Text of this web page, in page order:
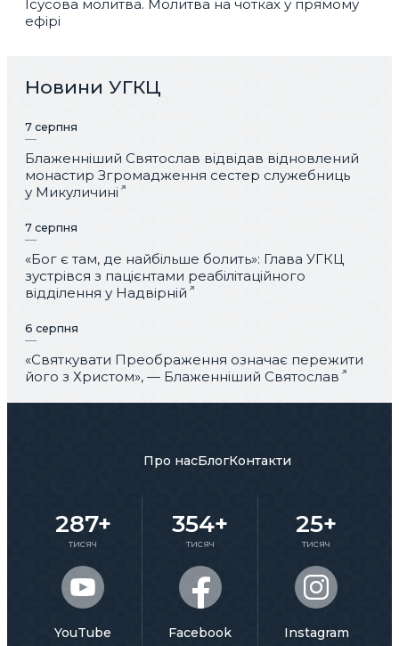
Ісусова молитва. Молитва на чотках у прямому
ефірі
Новини УГКЦ
7 серпня
Блаженніший Святослав відвідав відновлений
монастир Згромадження сестер служебниць
у Микуличині
7 серпня
«Бог є там, де найбільше болить»: Глава УГКЦ
зустрівся з пацієнтами реабілітаційного
відділення у Надвірній
6 серпня
«Святкувати Преображення означає пережити
його з Христом», — Блаженніший Святослав
Про насБлогКонтакти
287+
тисяч
YouTube
354+
тисяч
Facebook
25+
тисяч
Instagram